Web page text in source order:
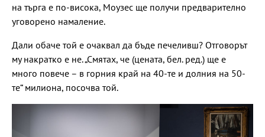
на търга е по-висока, Моузес ще получи предварително
уговорено намаление.
Дали обаче той е очаквал да бъде печеливш? Отговорът
му накратко е не. „Смятах, че (цената, бел. ред.) ще е
много повече – в горния край на 40-те и долния на 50-
те“ милиона, посочва той.